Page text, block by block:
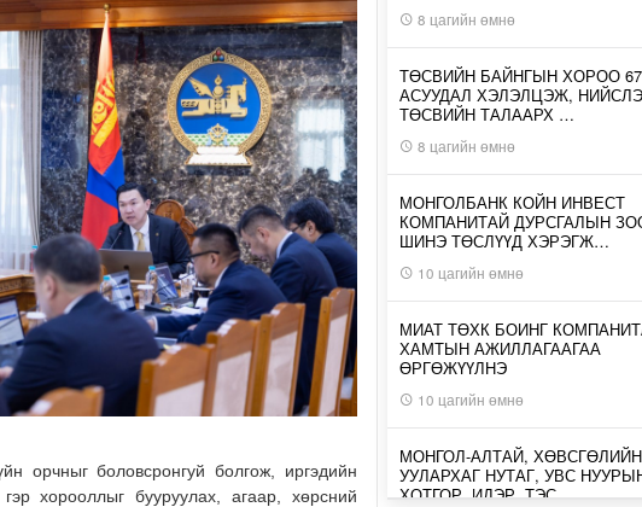
орчныг боловсронгуй болгож, иргэдийн
хорооллыг бууруулах, агаар, хөрсний
8 цагийн өмнө
ТӨСВИЙН БАЙНГЫН ХОРОО 67
АСУУДАЛ ХЭЛЭЛЦЭЖ,
ТӨСВИЙН ТАЛААРХ …
8 цагийн өмнө
МОНГОЛБАНК КОЙН ИНВЕСТ
КОМПАНИТАЙ ДУРСГАЛЫН
ШИНЭ ТӨСЛҮҮД ХЭРЭГЖ…
10 цагийн өмнө
МИАТ ТӨХК БОИНГ
ХАМТЫН АЖИЛЛАГААГАА
ӨРГӨЖҮҮЛНЭ
10 цагийн өмнө
МОНГОЛ-АЛТАЙ, ХӨВСГӨЛИЙН
УУЛАРХАГ НУТАГ, УВС
ХОТГОР, ИДЭР, ТЭС,…